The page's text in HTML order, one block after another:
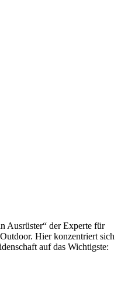
Ausrüster“ der Experte für
Hier konzentriert sich
auf das Wichtigste: